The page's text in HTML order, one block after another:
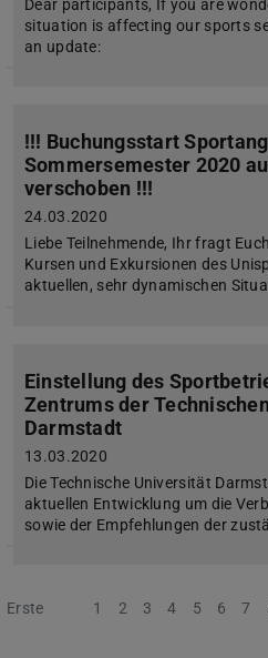
Dear participants, If you are
situation is affecting our sports
an update:
!!! Buchungsstart
Sommersemester 2020
verschoben !!!
24.03.2020
Liebe Teilnehmende, Ihr fragt
Kursen und Exkursionen des
aktuellen, sehr dynamischen
Einstellung des
Zentrums der
Darmstadt
13.03.2020
Die Technische Universität
aktuellen Entwicklung um die
sowie der Empfehlungen der
Erste Vorherige
1 2 3 4 5 6 7